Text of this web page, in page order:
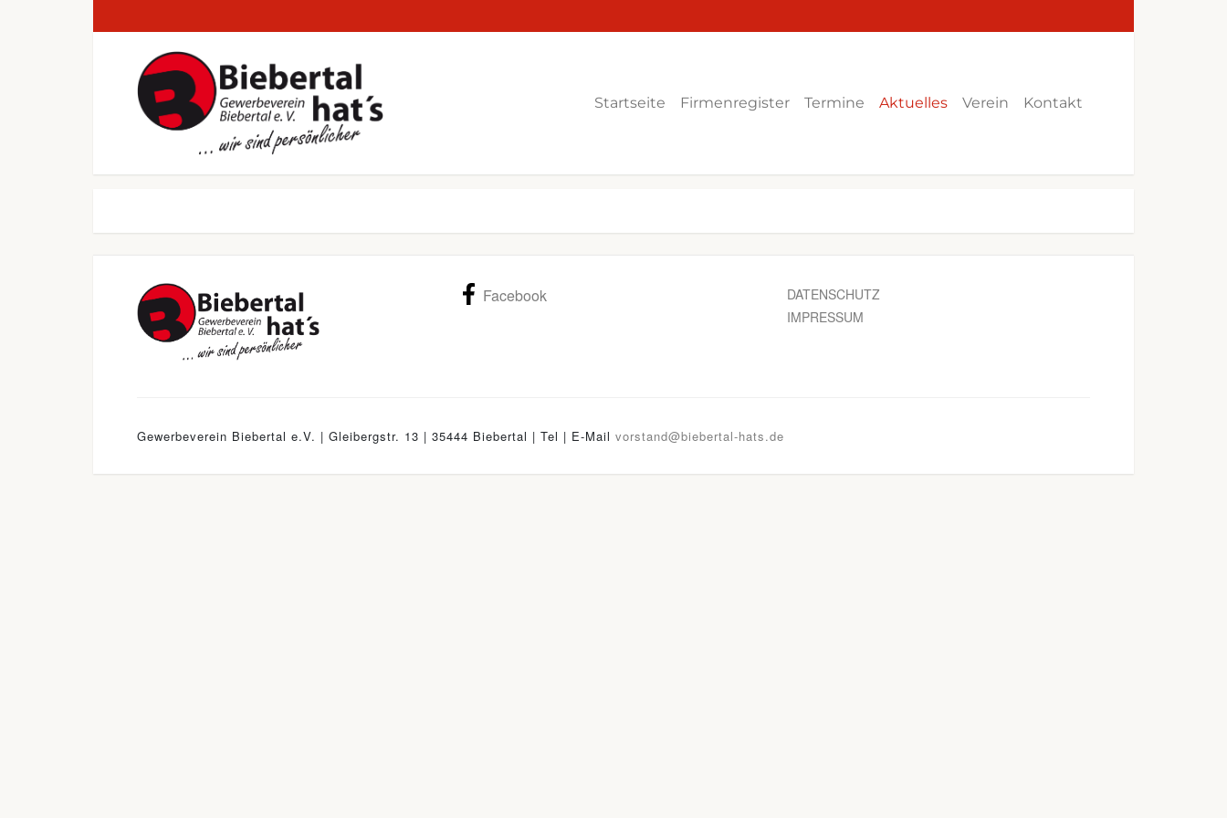
Startseite Firmenregister Termine Aktuelles Verein Kontakt
Facebook
DATENSCHUTZ
IMPRESSUM
Gewerbeverein Biebertal e.V. | Gleibergstr. 13 | 35444 Biebertal | Tel | E-Mail vorstand@biebertal-hats.de